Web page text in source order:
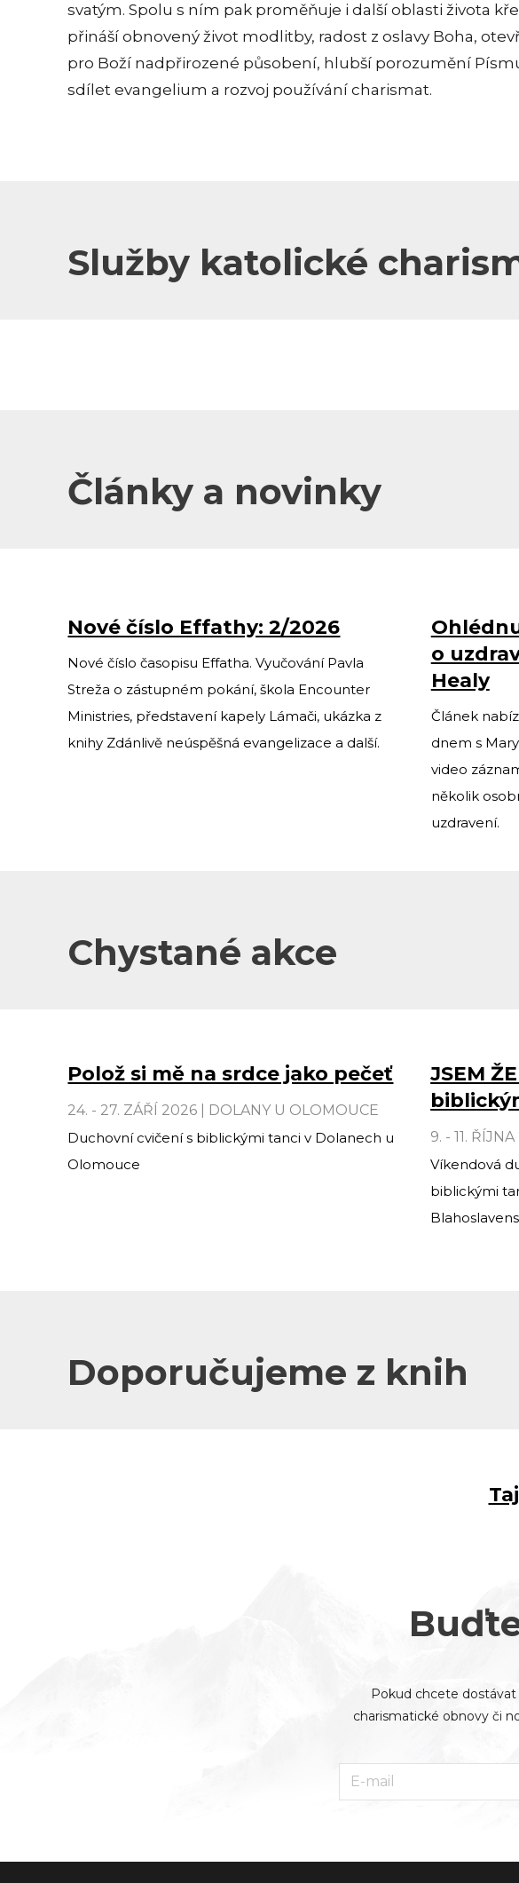
svatým. Spolu s ním pak proměňuje i další oblasti života
přináší obnovený život modlitby, radost z oslavy Boha,
pro Boží nadpřirozené působení, hlubší porozumění
sdílet evangelium a rozvoj používání charismat.
Služby katolické
Články a novinky
Nové číslo Effathy: 2/2026
Nové číslo časopisu Effatha. Vyučování Pavla
Streža o zástupném pokání, škola Encounter
Ministries, představení kapely Lámači, ukázka z
knihy Zdánlivě neúspěšná evangelizace a další.
o
Healy
Článek
dnem s
video
několik
uzdravení.
Chystané akce
Polož si mě na srdce jako pečeť
24. - 27. ZÁŘÍ 2026 | DOLANY U OLOMOUCE
Duchovní cvičení s biblickými tanci v Dolanech u
Olomouce
JSEM
9. - 11.
Víkendová
biblickými
Doporučujeme z knih
Pokud chcete
charismatické obnovy či